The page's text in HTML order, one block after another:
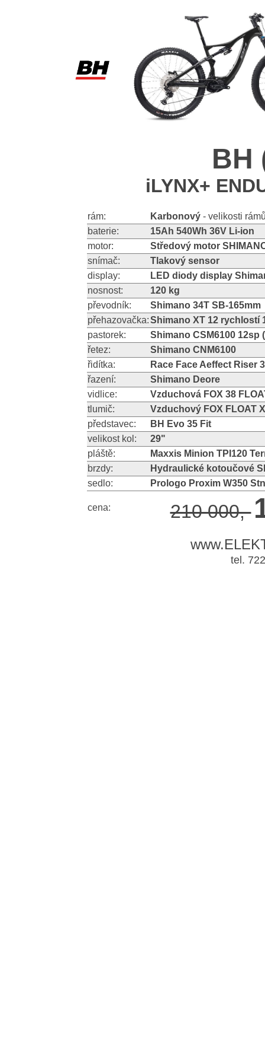
BH
iLYNX+
rám: Karbonový - velikosti
baterie:
15Ah 540Wh 36V Li-ion
motor:
Středový motor
snímač:
Tlakový sensor
display:
LED diody display
nosnost:
120 kg
převodník:
Shimano 34T SB-165mm
přehazovačka:Shimano XT 12 rychlostí
pastorek:
Shimano CSM6100 12sp
řetez:
Shimano CNM6100
řidítka:
Race Face Aeffect Riser
řazení:
Shimano Deore
vidlice:
Vzduchová FOX 38
tlumič:
Vzduchový FOX FLOAT
představec:
BH Evo 35 Fit
velikost kol:
29"
pláště:
Maxxis Minion TPI120
brzdy:
Hydraulické kotoučové
sedlo:
Prologo Proxim W350 Stn
cena: 210 000,-
tel.